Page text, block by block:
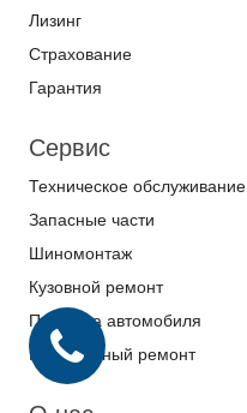
Лизинг
Страхование
Гарантия
Сервис
Техническое обслуживание
Запасные части
Шиномонтаж
Кузовной ремонт
Покраска автомобиля
Гарантийный ремонт